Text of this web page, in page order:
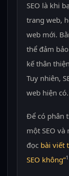
SEO là khi
trang web,
web mới.
thể đảm
kế thân
Tuy nhiên,
web hiện có.
Để có phân
một SEO
đọc bài viết
SEO không”